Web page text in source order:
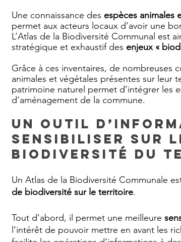
Une connaissance des espèces animales
permet aux acteurs locaux d’avoir une
L’Atlas de la Biodiversité Communal est
stratégique et exhaustif des enjeux «
Grâce à ces inventaires, de nombreuses
animales et végétales présentes sur leur
patrimoine naturel permet d’intégrer les
d’aménagement de la commune.
Un outil
sensibiliser sur
biodiversité du
Un Atlas de la Biodiversité Communale
de biodiversité sur le territoire.
Tout d’abord, il permet une meilleure
l’intérêt de pouvoir mettre en avant les